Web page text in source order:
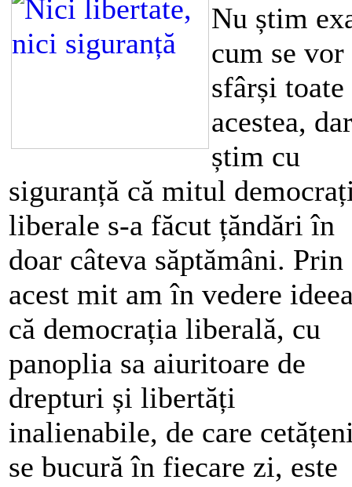
Nu știm
cum se vor
sfârși toate
acestea, dar
știm cu
siguranță că mitul
liberale s-a făcut țăndări în
doar câteva săptămâni. Prin
acest mit am în vedere
că democrația liberală, cu
panoplia sa aiuritoare de
drepturi și libertăți
inalienabile, de care
se bucură în fiecare zi, este